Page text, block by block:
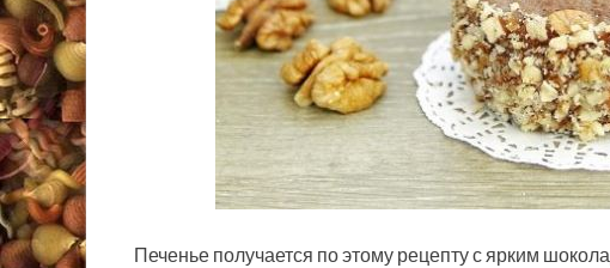
Печенье получается по этому рецепту с ярким